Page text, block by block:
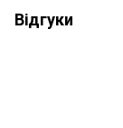
Відгуки